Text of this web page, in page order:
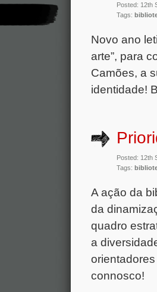
Posted: 12th
Tags:
Novo ano
arte”, para
Camões, a
identidade!
Posted: 12th
Tags:
A ação da
da
quadro
a
connosco!